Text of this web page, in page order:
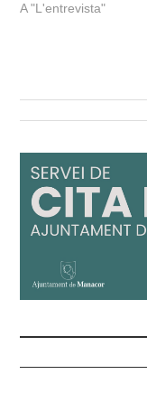
A "L'entrevista"